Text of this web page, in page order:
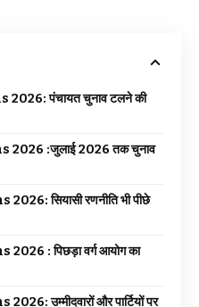
पंचायत चुनाव टलने की
:जुलाई 2026 तक चुनाव
सियासी रणनीति भी पीछे
: पिछड़ा वर्ग आयोग का
उम्मीदवारों और पार्टियों पर